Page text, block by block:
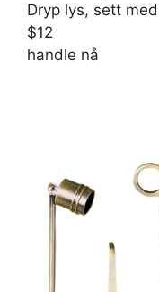
Dryp lys, sett
$12
handle nå